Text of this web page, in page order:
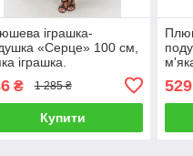
іграшка-
«Серце» 100 см,
іграшка.
₴ 1 285 ₴
Купити
529